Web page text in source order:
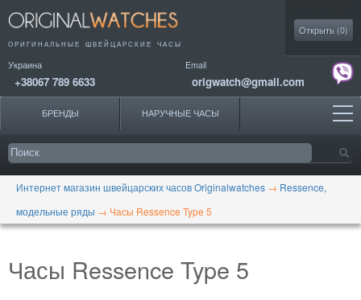
ОРИГИНАЛЬНЫЕ ШВЕЙЦАРСКИЕ ЧАСЫ
Украина
+38067 789 6633
Email
origwatch@gmail.com
Открыть (0)
БРЕНДЫ НАРУЧНЫЕ ЧАСЫ
Интернет магазин швейцарских часов Originalwatches → Ressence,
модельные ряды → Часы Ressence Type 5
Часы Ressence Type 5